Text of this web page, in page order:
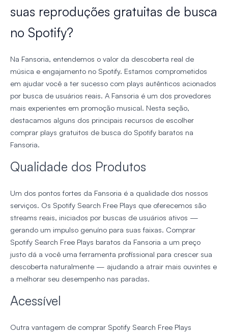
suas reproduções gratuitas de busca
no Spotify?
Na Fansoria, entendemos o valor da descoberta real de
música e engajamento no Spotify. Estamos comprometidos
em ajudar você a ter sucesso com plays autênticos acionados
por busca de usuários reais. A Fansoria é um dos provedores
mais experientes em promoção musical. Nesta seção,
destacamos alguns dos principais recursos de escolher
comprar plays gratuitos de busca do Spotify baratos na
Fansoria.
Qualidade dos Produtos
Um dos pontos fortes da Fansoria é a qualidade dos nossos
serviços. Os Spotify Search Free Plays que oferecemos são
streams reais, iniciados por buscas de usuários ativos —
gerando um impulso genuíno para suas faixas. Comprar
Spotify Search Free Plays baratos da Fansoria a um preço
justo dá a você uma ferramenta profissional para crescer sua
descoberta naturalmente — ajudando a atrair mais ouvintes e
a melhorar seu desempenho nas paradas.
Acessível
Outra vantagem de comprar Spotify Search Free Plays